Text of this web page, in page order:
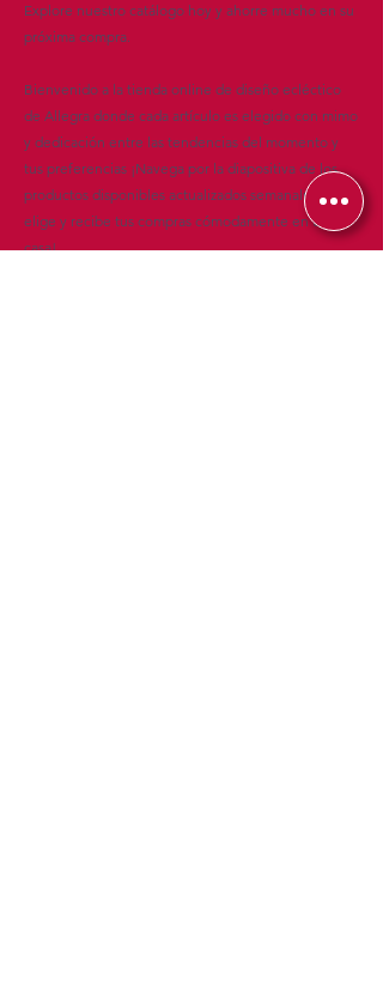
Explore nuestro catálogo hoy y ahorre mucho en su
próxima compra.
Bienvenido a la tienda online de diseño ecléctico
de Allegra donde cada artículo es elegido con mimo
y dedicación entre las tendencias del momento y
tus preferencias ¡Navega por la diapositiva de los
productos disponibles actualizados semanalmente,
elige y recibe tus compras cómodamente en tu
casa!